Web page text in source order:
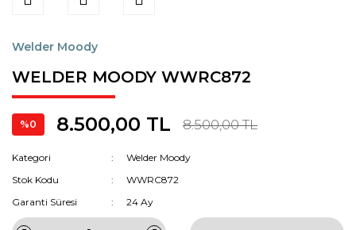
Welder Moody
WELDER MOODY WWRC872
%0 8.500,00 TL 8.500,00 TL
Kategori
Welder Moody
Stok Kodu
WWRC872
Garanti Süresi
24 Ay